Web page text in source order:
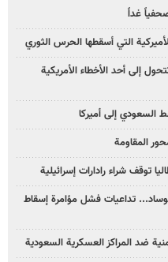
غداً
التي أسقطها الحرس الثوري
إلى أحد الأخطاء الأمريكية
السعودي إلى أميركا
المقاومة
توقف شراء رادارات إسرائيلية
تداعيات فشل مؤامرة إسقاط
ضد المراكز العسكرية السعودية